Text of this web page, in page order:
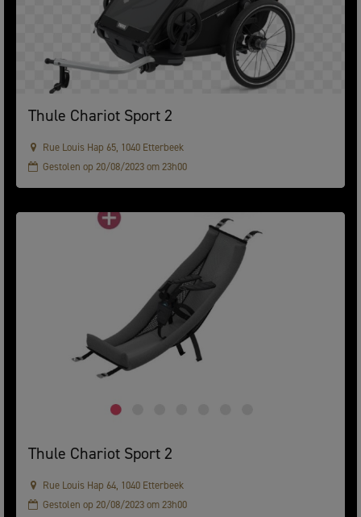
Thule Chariot Sport 2
Rue Louis Hap 65, 1040 Etterbeek
Gestolen op 20/08/2023 om 23h00
Thule Chariot Sport 2
Rue Louis Hap 64, 1040 Etterbeek
Gestolen op 20/08/2023 om 23h00